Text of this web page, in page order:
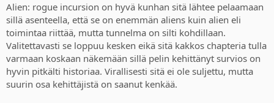
Alien: rogue incursion on hyvä kunhan sitä lähtee pelaamaan
sillä asenteella, että se on enemmän aliens kuin alien eli
toimintaa riittää, mutta tunnelma on silti kohdillaan.
Valitettavasti se loppuu kesken eikä sitä kakkos chapteria tulla
varmaan koskaan näkemään sillä pelin kehittänyt survios on
hyvin pitkälti historiaa. Virallisesti sitä ei ole suljettu, mutta
suurin osa kehittäjistä on saanut kenkää.